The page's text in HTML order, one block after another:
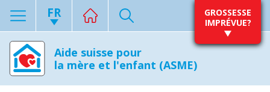
FR
GROSSESSE
IMPRÉVUE?
Aide suisse pour
la mère et l'enfant (ASME)